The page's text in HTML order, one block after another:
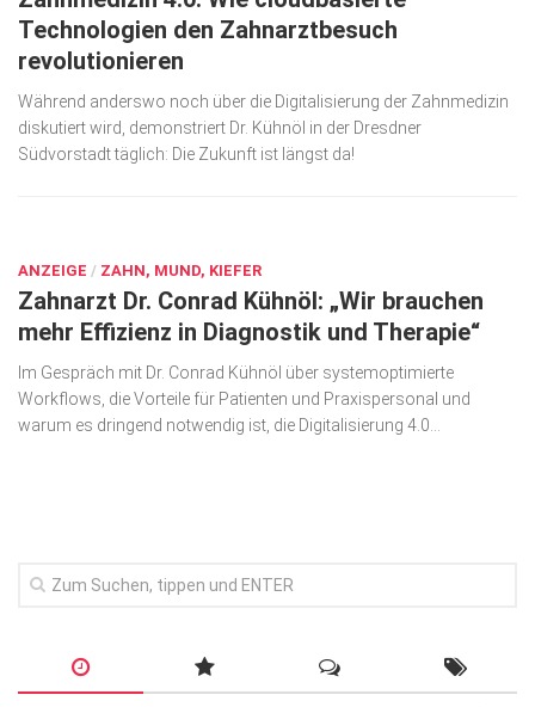
Innovationen
Hören
Technologien den Zahnarztbesuch
revolutionieren
Während anderswo noch über die Digitalisierung der Zahnmedizin
diskutiert wird, demonstriert Dr. Kühnöl in der Dresdner
Südvorstadt täglich: Die Zukunft ist längst da!
ANZEIGE / ZAHN, MUND, KIEFER
Zahnarzt Dr. Conrad Kühnöl: „Wir brauchen
mehr Effizienz in Diagnostik und Therapie“
Im Gespräch mit Dr. Conrad Kühnöl über systemoptimierte
Workflows, die Vorteile für Patienten und Praxis­personal und
warum es dringend notwendig ist, die Digitalisie­rung 4.0...